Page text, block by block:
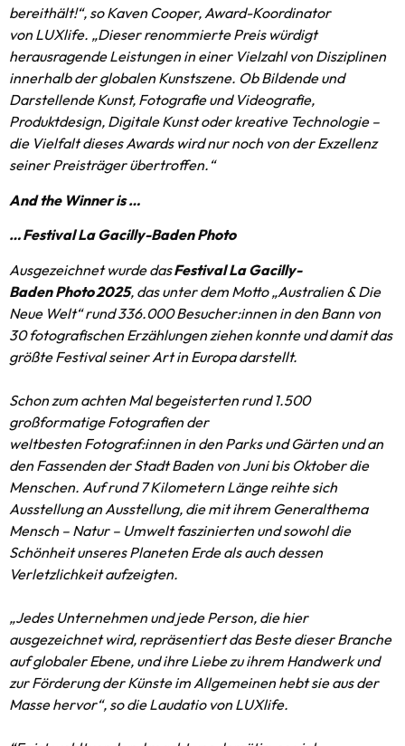
bereithält!“, so Kaven Cooper, Award-Koordinator
von LUXlife. „Dieser renommierte Preis würdigt
herausragende Leistungen in einer Vielzahl von Disziplinen
innerhalb der globalen Kunstszene. Ob Bildende und
Darstellende Kunst, Fotografie und Videografie,
Produktdesign, Digitale Kunst oder kreative Technologie –
die Vielfalt dieses Awards wird nur noch von der Exzellenz
seiner Preisträger übertroffen.“
And the Winner is …
… Festival La Gacilly-Baden Photo
Ausgezeichnet wurde dasFestival La Gacilly-
Baden Photo2025, das unter dem Motto „Australien & Die
Neue Welt“ rund 336.000 Besucher:innen in den Bann von
30 fotografischen Erzählungen ziehen konnte und damit das
größte Festival seiner Art in Europa darstellt.
Schon zum achten Mal begeisterten rund 1.500
großformatige Fotografien der
weltbesten Fotograf:innen in den Parks und Gärten und an
den Fassenden der Stadt Baden von Juni bis Oktober die
Menschen. Auf rund 7 Kilometern Länge reihte sich
Ausstellung an Ausstellung, die mit ihrem Generalthema
Mensch – Natur – Umwelt faszinierten und sowohl die
Schönheit unseres Planeten Erde als auch dessen
Verletzlichkeit aufzeigten.
„Jedes Unternehmen und jede Person, die hier
ausgezeichnet wird, repräsentiert das Beste dieser Branche
auf globaler Ebene, und ihre Liebe zu ihrem Handwerk und
zur Förderung der Künste im Allgemeinen hebt sie aus der
Masse hervor“, so die Laudatio von LUXlife.